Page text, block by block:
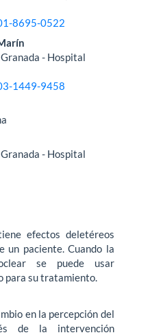
8695-0522
- Hospital
1449-9458
- Hospital
efectos deletéreos
un paciente. Cuando la
se puede usar
para su tratamiento.
en la percepción del
de la intervención